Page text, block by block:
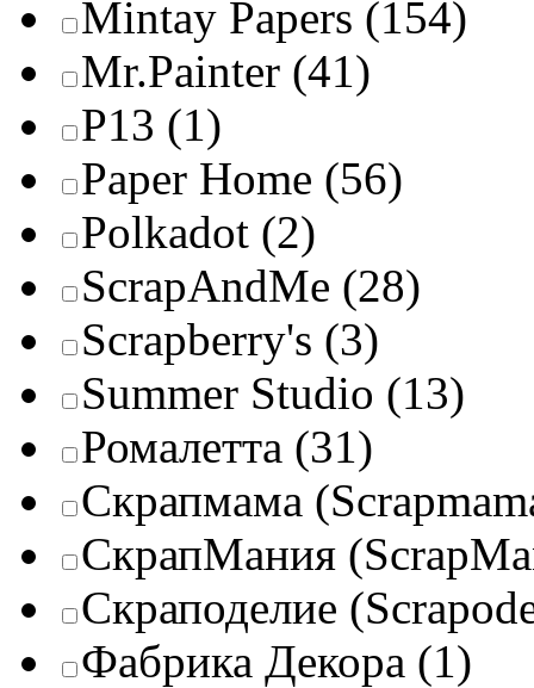
Mintay Papers (154)
Mr.Painter (41)
P13 (1)
Paper Home (56)
Polkadot (2)
ScrapAndMe (28)
Scrapberry's (3)
Summer Studio (13)
Ромалетта (31)
Скрапмама
СкрапМания
Скраподелие
Фабрика Декора (1)